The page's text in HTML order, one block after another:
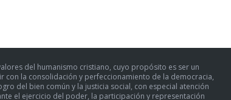
del humanismo cristiano, cuyo propósito es ser un
la consolidación y perfeccionamiento de la democracia,
del bien común y la justicia social, con especial atención
el ejercicio del poder, la participación y representación